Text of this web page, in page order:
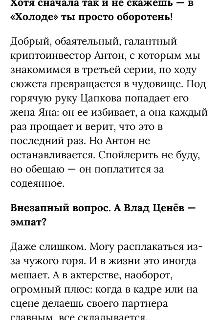
«Холоде» ты просто оборотень!
Добрый, обаятельный, галантный
криптоинвестор Антон, с которым мы
знакомимся в третьей серии, по ходу
сюжета превращается в чудовище. Под
горячую руку Цапкова попадает его
жена Яна: он ее избивает, а она каждый
раз прощает и верит, что это в
последний раз. Но Антон не
останавливается. Спойлерить не буду,
но обещаю — он поплатится за
содеянное.
Внезапный вопрос. А Влад Ценёв —
эмпат?
Даже слишком. Могу расплакаться из-
за чужого горя. И в жизни это иногда
мешает. А в актерстве, наоборот,
огромный плюс: когда в кадре или на
сцене делаешь своего партнера
главным, все складывается.